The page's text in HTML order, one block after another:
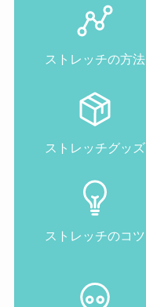
ストレッチの方法
ストレッチグッズ
ストレッチのコツ